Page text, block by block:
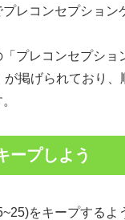
レコンセプション
プレコンセプショ
掲げられており、
ープしよう
をキープするよ